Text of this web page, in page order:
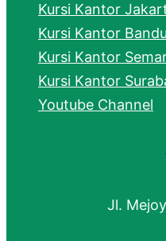
Kursi Kantor
Kursi Kantor
Kursi Kantor
Kursi Kantor
Youtube Channel
Jl.